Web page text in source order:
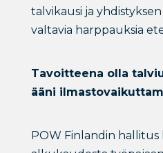
talvikausi ja
valtavia harppauksia
Tavoitteena olla
ääni
POW Finlandin